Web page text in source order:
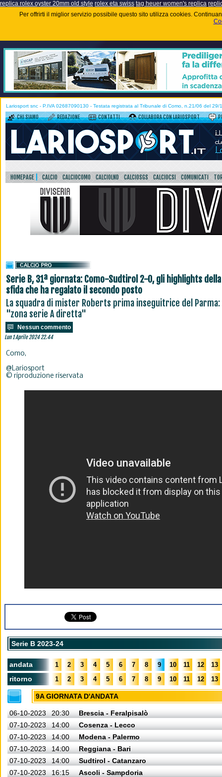
replica rolex oyster 20mm old style rolex eta swiss tag heuer women's replica
Per offrirti il miglior servizio possibile questo sito utilizza cookies.
Lariosport snc - P.IVA 02687090130 - Testata registrata al Tribunale di Como, n.21/06 del 29/
CHI SIAMO REDAZIONE CONTATTI COLLABORA CON LARIOSPORT
HOMEPAGE CALCIO CALCIOCOMO CALCIOLND CALCIOSGS CALCIOCSI COMUNICATI
Serie B, 31ª giornata: Como-Sudtirol 2-0, gli highlights della
sfida che ha regalato il secondo posto
La squadra di mister Roberts prima inseguitrice del Parma:
"zona serie A diretta"
Nessun commento
Lun 1 Aprile 2024 22.44
Como,
@Lariosport
© riproduzione riservata
Serie B 2023-24
andata 1 2 3 4 5 6 7 8 9 10 11 12 13
ritorno 1 2 3 4 5 6 7 8 9 10 11 12 13
9A GIORNATA D'ANDATA
06-10-2023 20:30
Brescia - Feralpisalò
07-10-2023
14:00
Cosenza - Lecco
07-10-2023
14:00
Modena - Palermo
07-10-2023
14:00
Reggiana - Bari
07-10-2023
14:00
Sudtirol - Catanzaro
07-10-2023
16:15
Ascoli - Sampdoria